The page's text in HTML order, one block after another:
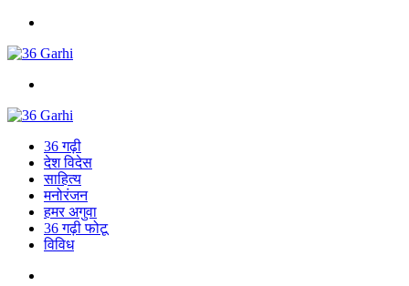
36 गढ़ी
देश विदेस
साहित्य
मनोरंजन
हमर अगुवा
36 गढ़ी फोटू
विविध